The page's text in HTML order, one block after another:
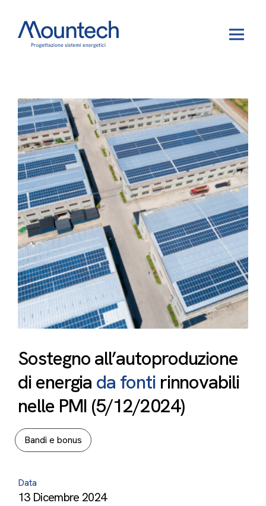
Sostegnoall’autoproduzione
dienergia da fonti rinnovabili
nelle PMI (5/12/2024)
Bandi e bonus
Data
13 Dicembre 2024